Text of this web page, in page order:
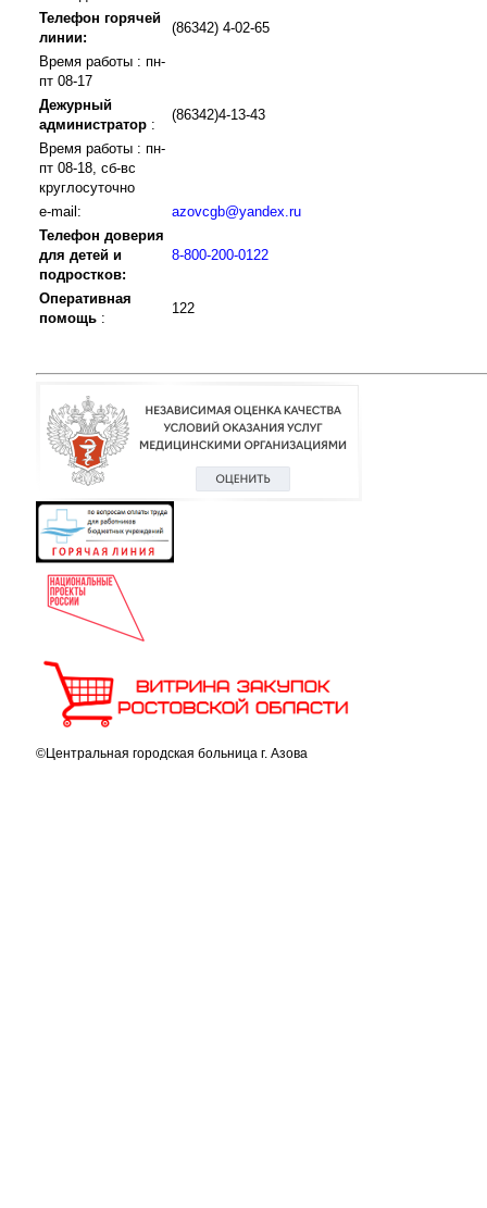
Телефон горячей
линии:
(86342) 4-02-65
Время работы : пн-
пт 08-17
Дежурный
администратор :
(86342)4-13-43
Время работы : пн-
пт 08-18, сб-вс
круглосуточно
e-mail:
azovcgb@yandex.ru
Телефон доверия
для детей и
подростков:
8-800-200-0122
Оперативная
помощь :
122
©Центральная городская больница г. Азова